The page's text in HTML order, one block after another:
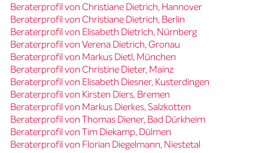
Beraterprofil von Christiane Dietrich, Hannover
Beraterprofil von Christiane Dietrich, Berlin
Beraterprofil von Elisabeth Dietrich, Nürnberg
Beraterprofil von Verena Dietrich, Gronau
Beraterprofil von Markus Dietl, München
Beraterprofil von Christine Dieter, Mainz
Beraterprofil von Elisabeth Diesner, Kusterdingen
Beraterprofil von Kirsten Diers, Bremen
Beraterprofil von Markus Dierkes, Salzkotten
Beraterprofil von Thomas Diener, Bad Dürkheim
Beraterprofil von Tim Diekamp, Dülmen
Beraterprofil von Florian Diegelmann, Niestetal